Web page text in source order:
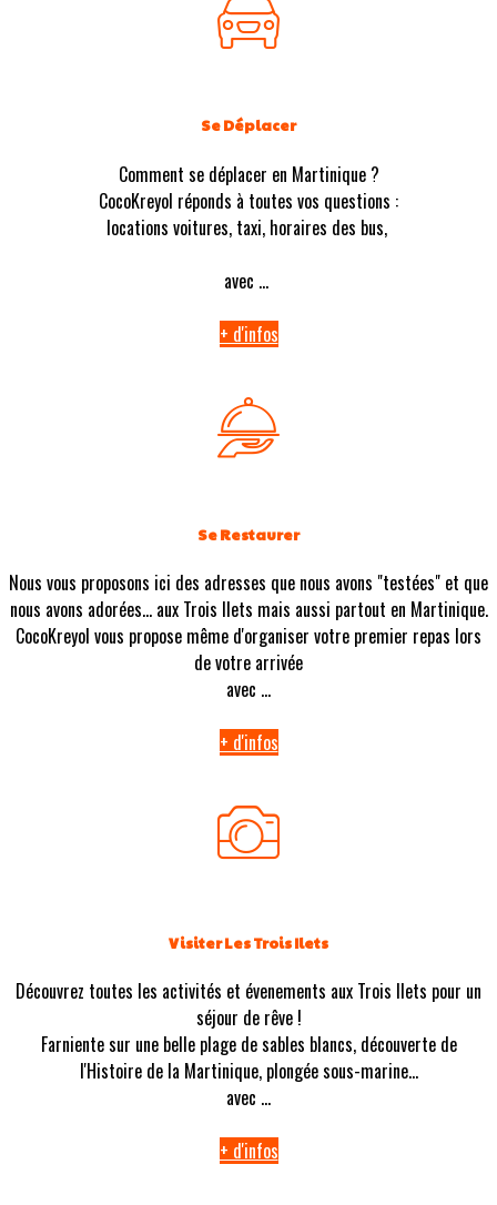
Se Déplacer
Comment se déplacer en Martinique ?
CocoKreyol réponds à toutes vos questions :
locations voitures, taxi, horaires des bus,
avec ...
+ d'infos
Se Restaurer
Nous vous proposons ici des adresses que nous avons "testées" et que
nous avons adorées... aux Trois Ilets mais aussi partout en Martinique.
CocoKreyol vous propose même d'organiser votre premier repas lors
de votre arrivée
avec ...
+ d'infos
Visiter Les Trois Ilets
Découvrez toutes les activités et évenements aux Trois Ilets pour un
séjour de rêve !
Farniente sur une belle plage de sables blancs, découverte de
l'Histoire de la Martinique, plongée sous-marine...
avec ...
+ d'infos